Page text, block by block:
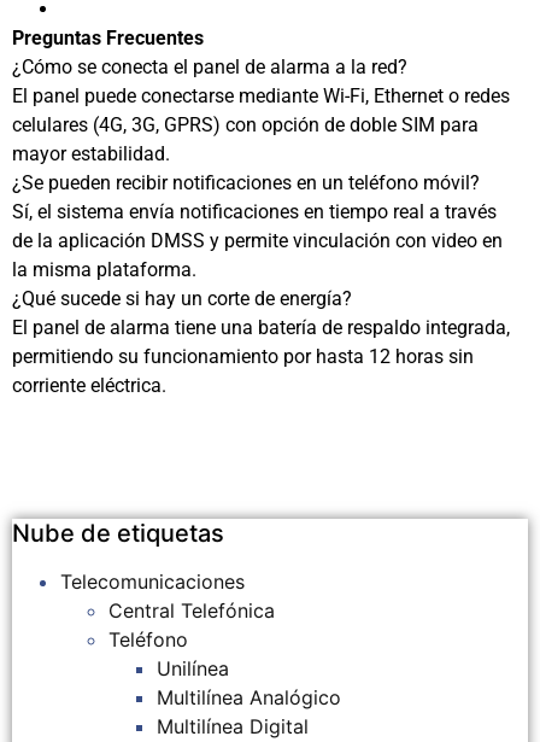
Preguntas Frecuentes
¿Cómo se conecta el panel de alarma a la red?
El panel puede conectarse mediante Wi-Fi, Ethernet o redes
celulares (4G, 3G, GPRS) con opción de doble SIM para
mayor estabilidad.
¿Se pueden recibir notificaciones en un teléfono móvil?
Sí, el sistema envía notificaciones en tiempo real a través
de la aplicación DMSS y permite vinculación con video en
la misma plataforma.
¿Qué sucede si hay un corte de energía?
El panel de alarma tiene una batería de respaldo integrada,
permitiendo su funcionamiento por hasta 12 horas sin
corriente eléctrica.
Nube de etiquetas
Telecomunicaciones
Central Telefónica
Teléfono
Unilínea
Multilínea Analógico
Multilínea Digital